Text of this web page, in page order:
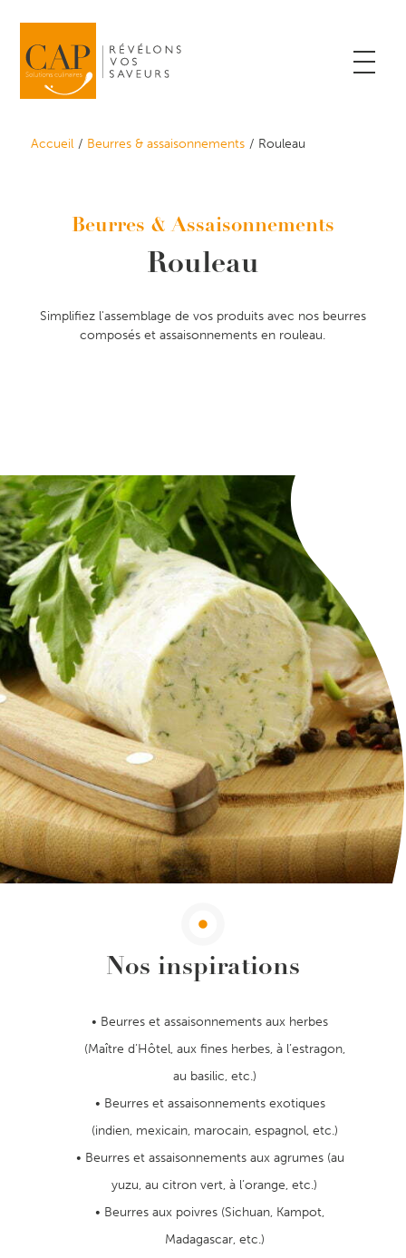
Accueil Beurres & assaisonnements Rouleau
Beurres & Assaisonnements
Rouleau
Simplifiez l'assemblage de vos produits avec nos beurres
composés et assaisonnements en rouleau.
Nos inspirations
Beurres et assaisonnements aux herbes
(Maître d’Hôtel, aux fines herbes, à l’estragon,
au basilic, etc.)
Beurres et assaisonnements exotiques
(indien, mexicain, marocain, espagnol, etc.)
Beurres et assaisonnements aux agrumes (au
yuzu, au citron vert, à l’orange, etc.)
Beurres aux poivres (Sichuan, Kampot,
Madagascar, etc.)